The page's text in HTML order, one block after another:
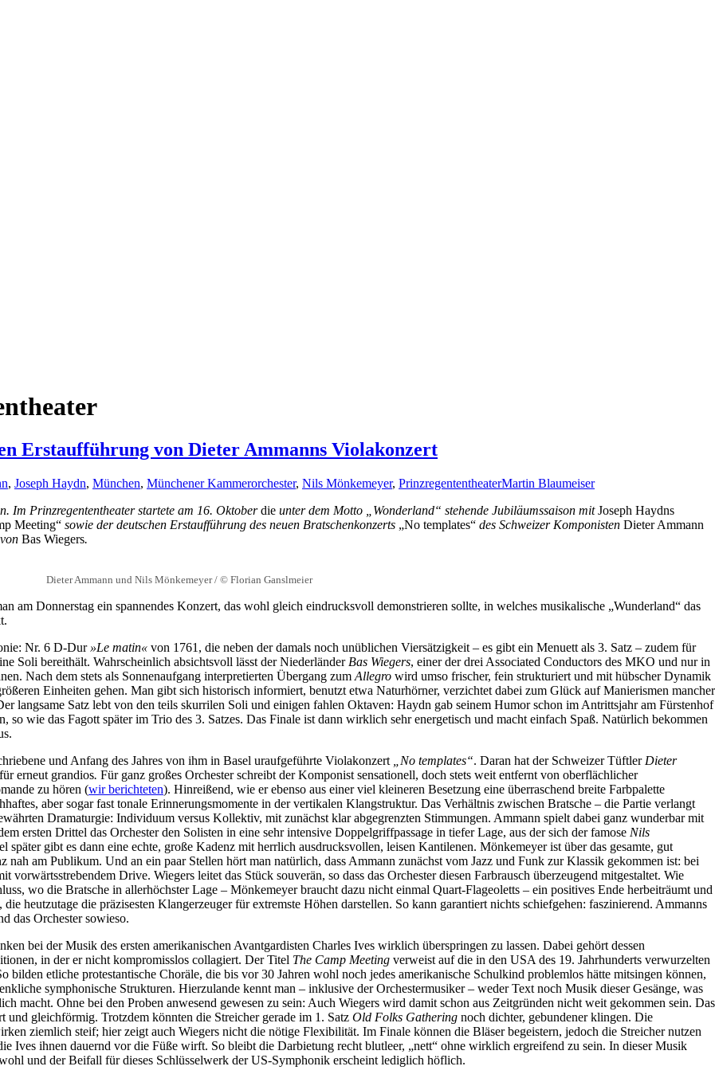
Erstaufführung von Dieter Ammanns Violakonzert
, Joseph Haydn, München, Münchener Kammerorchester, Nils Mönkemeyer, PrinzregententheaterMartin Blaumeiser
Im Prinzregententheater startete am 16. Oktoberdie unter dem Motto „Wonderland“ stehende Jubiläumssaison mitJoseph Haydns
Meeting“ sowie der deutschen Erstaufführung des neuen Bratschenkonzerts „No templates“ des Schweizer Komponisten Dieter Ammann
Bas Wiegers.
Dieter Ammann und Nils Mönkemeyer / © Florian Ganslmeier
am Donnerstag ein spannendes Konzert, das wohl gleich eindrucksvoll demonstrieren sollte, in welches musikalische „Wunderland“ das
Nr. 6 D-Dur »Le matin« von 1761, die neben der damals noch unüblichen Viersätzigkeit – es gibt ein Menuett als 3. Satz – zudem für
Soli bereithält. Wahrscheinlich absichtsvoll lässt der Niederländer Bas Wiegers, einer der drei Associated Conductors des MKO und nur in
Nach dem stets als Sonnenaufgang interpretierten Übergang zum Allegro wird umso frischer, fein strukturiert und mit hübscher Dynamik
Einheiten gehen. Man gibt sich historisch informiert, benutzt etwa Naturhörner, verzichtet dabei zum Glück auf Manierismen mancher
langsame Satz lebt von den teils skurrilen Soli und einigen fahlen Oktaven: Haydn gab seinem Humor schon im Antrittsjahr am Fürstenhof
so wie das Fagott später im Trio des 3. Satzes. Das Finale ist dann wirklich sehr energetisch und macht einfach Spaß. Natürlich bekommen
und Anfang des Jahres von ihm in Basel uraufgeführte Violakonzert „No templates“. Daran hat der Schweizer Tüftler Dieter
erneut grandios. Für ganz großes Orchester schreibt der Komponist sensationell, doch stets weit entfernt von oberflächlicher
zu hören (wir berichteten). Hinreißend, wie er ebenso aus einer viel kleineren Besetzung eine überraschend breite Farbpalette
aber sogar fast tonale Erinnerungsmomente in der vertikalen Klangstruktur. Das Verhältnis zwischen Bratsche – die Partie verlangt
Dramaturgie: Individuum versus Kollektiv, mit zunächst klar abgegrenzten Stimmungen. Ammann spielt dabei ganz wunderbar mit
ersten Drittel das Orchester den Solisten in eine sehr intensive Doppelgriffpassage in tiefer Lage, aus der sich der famose Nils
gibt es dann eine echte, große Kadenz mit herrlich ausdrucksvollen, leisen Kantilenen. Mönkemeyer ist über das gesamte, gut
am Publikum. Und an ein paar Stellen hört man natürlich, dass Ammann zunächst vom Jazz und Funk zur Klassik gekommen ist: bei
Drive. Wiegers leitet das Stück souverän, so dass das Orchester diesen Farbrausch überzeugend mitgestaltet. Wie
wo die Bratsche in allerhöchster Lage – Mönkemeyer braucht dazu nicht einmal Quart-Flageoletts – ein positives Ende herbeiträumt und
heutzutage die präzisesten Klangerzeuger für extremste Höhen darstellen. So kann garantiert nichts schiefgehen: faszinierend. Ammanns
das Orchester sowieso.
bei der Musik des ersten amerikanischen Avantgardisten Charles Ives wirklich überspringen zu lassen. Dabei gehört dessen
in der er nicht kompromisslos collagiert. Der Titel The Camp Meeting verweist auf die in den USA des 19. Jahrhunderts verwurzelten
etliche protestantische Choräle, die bis vor 30 Jahren wohl noch jedes amerikanische Schulkind problemlos hätte mitsingen können,
symphonische Strukturen. Hierzulande kennt man – inklusive der Orchestermusiker – weder Text noch Musik dieser Gesänge, was
macht. Ohne bei den Proben anwesend gewesen zu sein: Auch Wiegers wird damit schon aus Zeitgründen nicht weit gekommen sein. Das
gleichförmig. Trotzdem könnten die Streicher gerade im 1. Satz Old Folks Gathering noch dichter, gebundener klingen. Die
ziemlich steif; hier zeigt auch Wiegers nicht die nötige Flexibilität. Im Finale können die Bläser begeistern, jedoch die Streicher nutzen
Ives ihnen dauernd vor die Füße wirft. So bleibt die Darbietung recht blutleer, „nett“ ohne wirklich ergreifend zu sein. In dieser Musik
und der Beifall für dieses Schlüsselwerk der US-Symphonik erscheint lediglich höflich.